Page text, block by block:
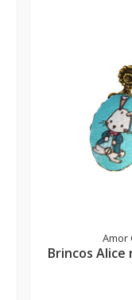
Amor
Brincos Alice